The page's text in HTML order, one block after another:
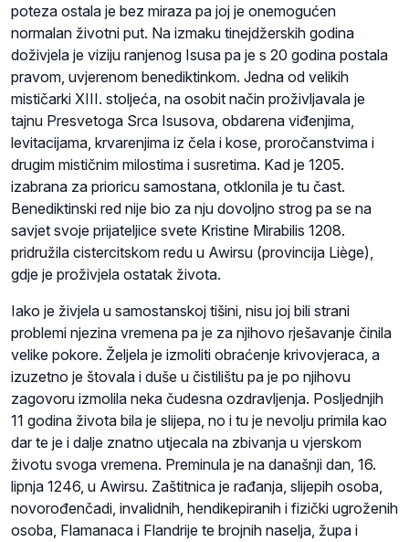
poteza ostala je bez miraza pa joj je onemogućen
normalan životni put. Na izmaku tinejdžerskih godina
doživjela je viziju ranjenog Isusa pa je s 20 godina postala
pravom, uvjerenom benediktinkom. Jedna od velikih
mističarki XIII. stoljeća, na osobit način proživljavala je
tajnu Presvetoga Srca Isusova, obdarena viđenjima,
levitacijama, krvarenjima iz čela i kose, proročanstvima i
drugim mističnim milostima i susretima. Kad je 1205.
izabrana za prioricu samostana, otklonila je tu čast.
Benediktinski red nije bio za nju dovoljno strog pa se na
savjet svoje prijateljice svete Kristine Mirabilis 1208.
pridružila cistercitskom redu u Awirsu (provincija Liège),
gdje je proživjela ostatak života.
Iako je živjela u samostanskoj tišini, nisu joj bili strani
problemi njezina vremena pa je za njihovo rješavanje činila
velike pokore. Željela je izmoliti obraćenje krivovjeraca, a
izuzetno je štovala i duše u čistilištu pa je po njihovu
zagovoru izmolila neka čudesna ozdravljenja. Posljednjih
11 godina života bila je slijepa, no i tu je nevolju primila kao
dar te je i dalje znatno utjecala na zbivanja u vjerskom
životu svoga vremena. Preminula je na današnji dan, 16.
lipnja 1246, u Awirsu. Zaštitnica je rađanja, slijepih osoba,
novorođenčadi, invalidnih, hendikepiranih i fizički ugroženih
osoba, Flamanaca i Flandrije te brojnih naselja, župa i